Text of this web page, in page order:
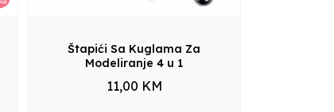
Štapići Sa Kuglama Za
Modeliranje 4 u 1
11,00 KM